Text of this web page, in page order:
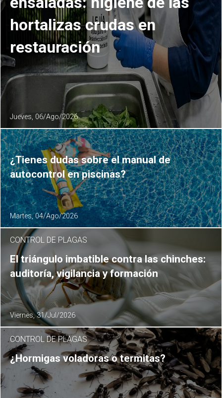
hortalizas crudas en
restauración
Jueves, 06/Ago/2026
¿Tienes dudas sobre el manual de
autocontrol en piscinas?
Martes, 04/Ago/2026
CONTROL DE PLAGAS
El triángulo imbatible contra las chinches:
auditoría, vigilancia y formación
Viernes, 31/Jul/2026
CONTROL DE PLAGAS
¿Hormigas voladoras o termitas?